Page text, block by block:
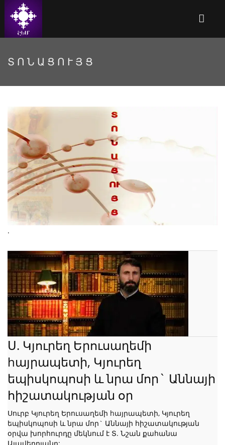
ՏՈՆԱՑՈՒՅՑ
.
Ս. Կյուրեղ Երուսաղեմի
hայրապետի, Կյուրեղ
եպիսկոպոսի և նրա մոր` Աննայի
հիշատակության օր
Սուրբ Կյուրեղ Երուսաղեմի hայրապետի, Կյուրեղ
եպիսկոպոսի և նրա մոր` Աննայի հիշատակության
օրվա խորհուրդը մեկնում է Տ. Նշան քահանա
Ալավերդյանը: